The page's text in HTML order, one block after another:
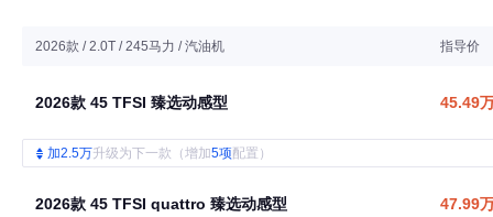
2026款 / 2.0T / 245马力 / 汽油机 指导价
2026款 45 TFSI 臻选动感型 45.49
加2.5万升级为下一款（增加5项配置）
2026款 45 TFSI quattro 臻选动感型 47.99